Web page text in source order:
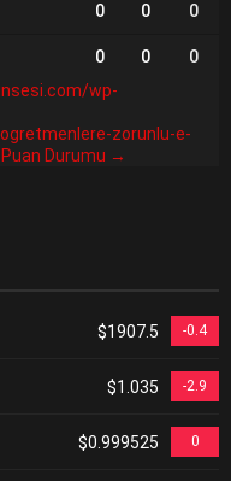
0 0 0
0 0
0
wp-
zorunlu-e-
Durumu →
$1907.5 -0.4
$1.035 -2.9
$0.999525 0